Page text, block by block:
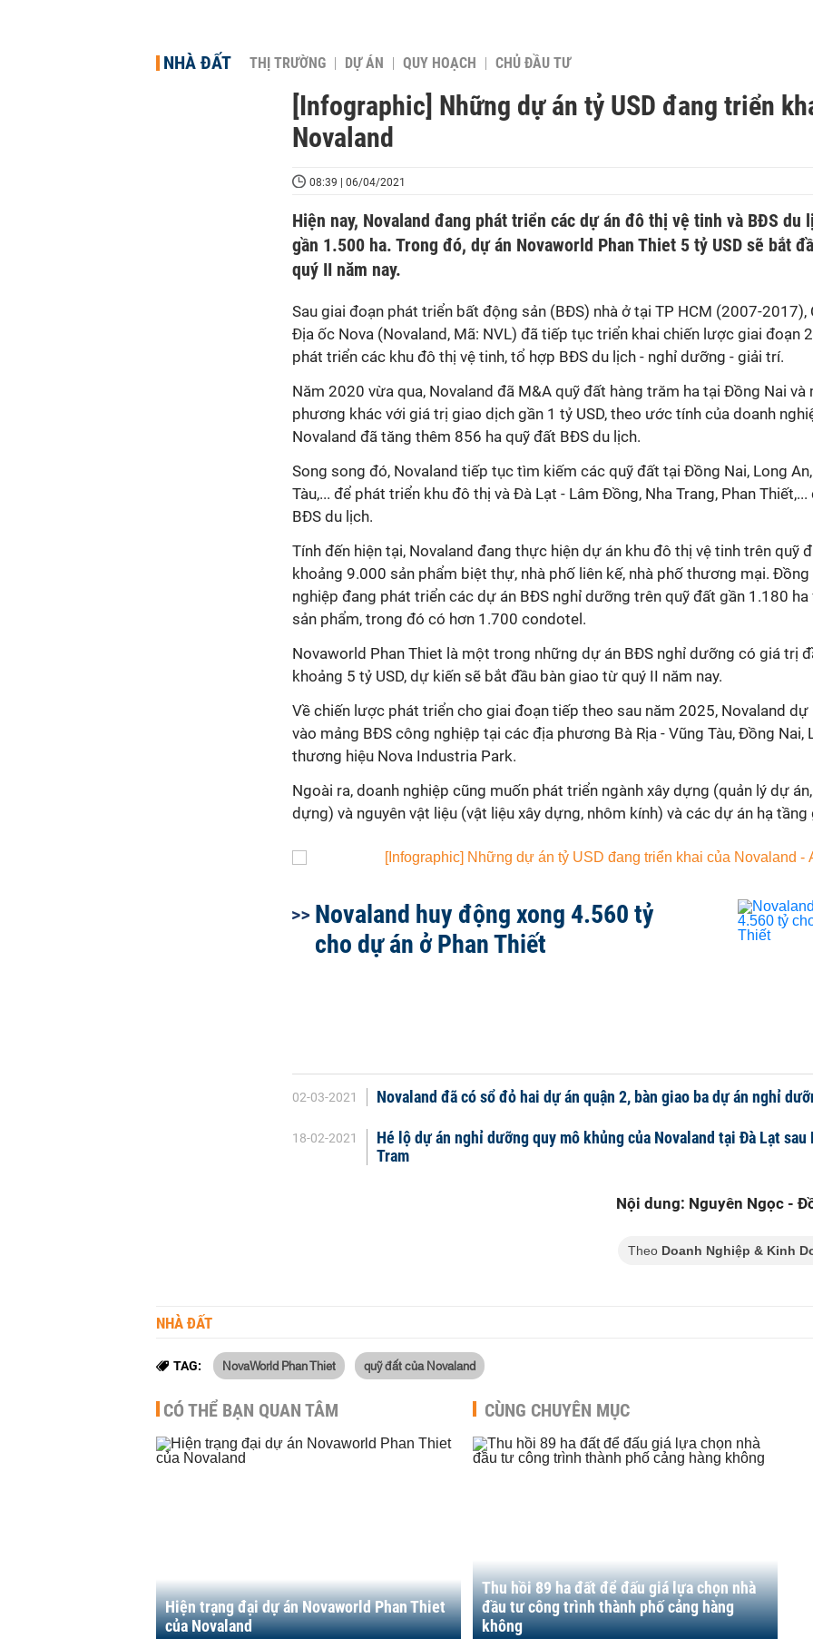
NHÀ ĐẤT THỊ TRƯỜNG DỰ ÁN QUY HOẠCH CHỦ ĐẦU TƯ
[Infographic] Những dự án tỷ USD đang triển
Novaland
08:39 | 06/04/2021
Hiện nay, Novaland đang phát triển các dự án đô thị vệ tinh và BĐS du
gần 1.500 ha. Trong đó, dự án Novaworld Phan Thiet 5 tỷ USD sẽ bắt
quý II năm nay.
Sau giai đoạn phát triển bất động sản (BĐS) nhà ở tại TP HCM (2007-2017),
Địa ốc Nova (Novaland, Mã: NVL) đã tiếp tục triển khai chiến lược giai đoạn
phát triển các khu đô thị vệ tinh, tổ hợp BĐS du lịch - nghỉ dưỡng - giải trí.
Năm 2020 vừa qua, Novaland đã M&A quỹ đất hàng trăm ha tại Đồng Nai và
phương khác với giá trị giao dịch gần 1 tỷ USD, theo ước tính của doanh
Novaland đã tăng thêm 856 ha quỹ đất BĐS du lịch.
Song song đó, Novaland tiếp tục tìm kiếm các quỹ đất tại Đồng Nai, Long An,
Tàu,... để phát triển khu đô thị và Đà Lạt - Lâm Đồng, Nha Trang, Phan
BĐS du lịch.
Tính đến hiện tại, Novaland đang thực hiện dự án khu đô thị vệ tinh trên quỹ
khoảng 9.000 sản phẩm biệt thự, nhà phố liên kế, nhà phố thương mại.
nghiệp đang phát triển các dự án BĐS nghỉ dưỡng trên quỹ đất gần 1.180
sản phẩm, trong đó có hơn 1.700 condotel.
Novaworld Phan Thiet là một trong những dự án BĐS nghỉ dưỡng có giá trị
khoảng 5 tỷ USD, dự kiến sẽ bắt đầu bàn giao từ quý II năm nay.
Về chiến lược phát triển cho giai đoạn tiếp theo sau năm 2025, Novaland
vào mảng BĐS công nghiệp tại các địa phương Bà Rịa - Vũng Tàu, Đồng Nai,
thương hiệu Nova Industria Park.
Ngoài ra, doanh nghiệp cũng muốn phát triển ngành xây dựng (quản lý dự
dựng) và nguyên vật liệu (vật liệu xây dựng, nhôm kính) và các dự án hạ tầng
Novaland huy động xong 4.560 tỷ
cho dự án ở Phan Thiết
02-03-2021 Novaland đã có sổ đỏ hai dự án quận 2, bàn giao ba dự án nghỉ
18-02-2021
Hé lộ dự án nghỉ dưỡng quy mô khủng của Novaland tại Đà Lạt sau
Tram
Nội dung: Nguyên Ngọc -
Theo Doanh Nghiệp & Kinh
NHÀ ĐẤT
TAG: NovaWorld Phan Thiet quỹ đất của Novaland
CÓ THỂ BẠN QUAN TÂM
Hiện trạng đại dự án Novaworld Phan Thiet
của Novaland
CÙNG CHUYÊN MỤC
Thu hồi 89 ha đất để đấu giá lựa chọn nhà
đầu tư công trình thành phố cảng hàng
không